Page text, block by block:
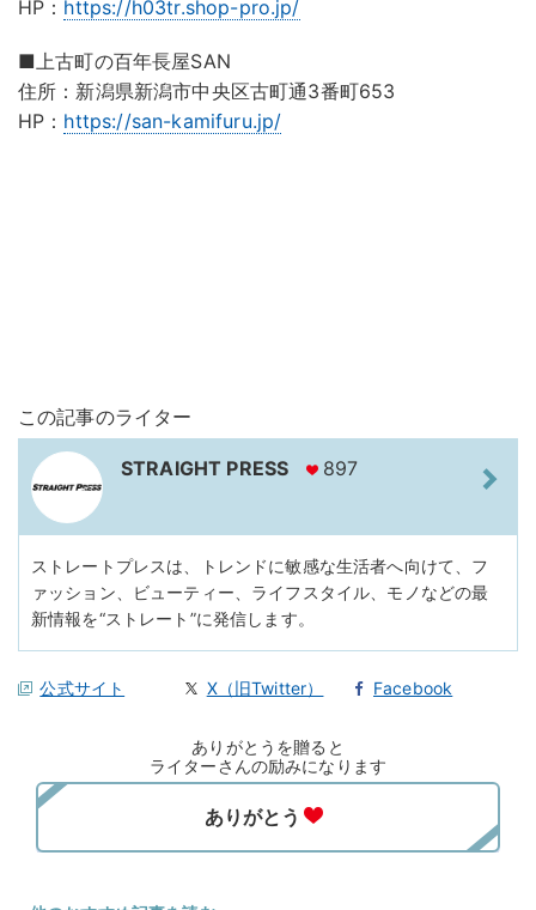
HP： https://h03tr.shop-pro.jp/
■上古町の百年長屋SAN
住所：新潟県新潟市中央区古町通3番町653
HP： https://san-kamifuru.jp/
この記事のライター
STRAIGHT PRESS 897
ストレートプレスは、トレンドに敏感な生活者へ向けて、フ
ァッション、ビューティー、ライフスタイル、モノなどの最
新情報を“ストレート”に発信します。
公式サイト X（旧Twitter） Facebook
ありがとうを贈ると
ライターさんの励みになります